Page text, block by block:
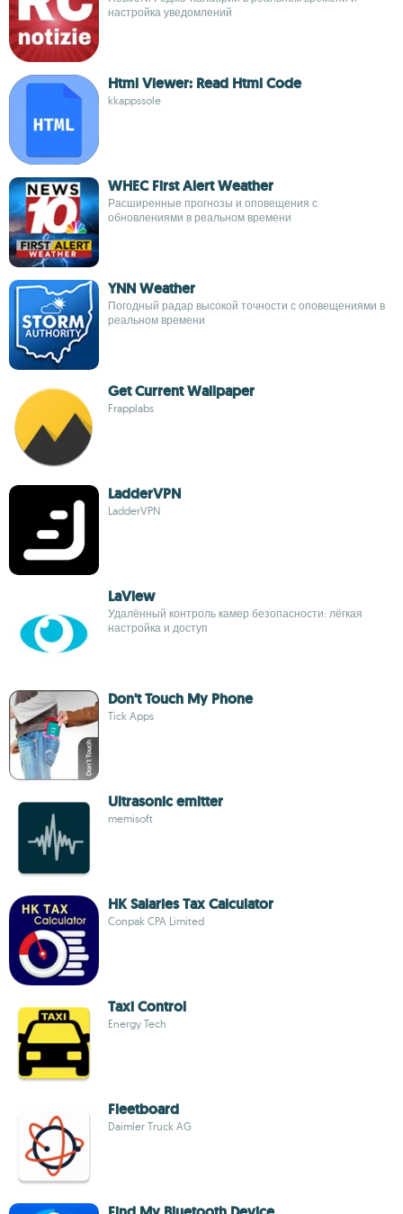
настройка уведомлений
Html Viewer: Read Html Code
kkappssole
WHEC First Alert Weather
Расширенные прогнозы и оповещения с
обновлениями в реальном времени
YNN Weather
Погодный радар высокой точности с оповещениями в
реальном времени
Get Current Wallpaper
Frapplabs
LadderVPN
LadderVPN
LaView
Удалённый контроль камер безопасности: лёгкая
настройка и доступ
Don't Touch My Phone
Tick Apps
Ultrasonic emitter
memisoft
HK Salaries Tax Calculator
Conpak CPA Limited
Taxi Control
Energy Tech
Fleetboard
Daimler Truck AG